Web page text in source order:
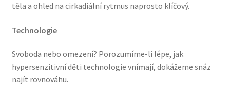
těla a ohled na cirkadiální rytmus naprosto klíčový.
Technologie
Svoboda nebo omezení? Porozumíme-li lépe, jak
hypersenzitivní děti technologie vnímají, dokážeme snáz
najít rovnováhu.